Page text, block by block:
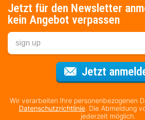
Jetzt für den Newsletter
kein Angebot verpassen
Jetzt
Wir verarbeiten Ihre personenbezogenen
Datenschutzrichtlinie. Die Abmeldung
jederzeit möglich.